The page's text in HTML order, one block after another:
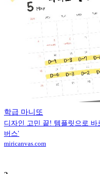
학급 마니또
디자인 고민 끝! 템플릿으로
버스'
miricanvas.com